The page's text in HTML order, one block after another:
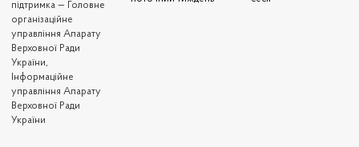
підтримка — Головне
організаційне
управління Апарату
Верховної Ради
України,
Інформаційне
управління Апарату
Верховної Ради
України